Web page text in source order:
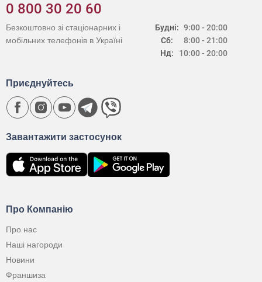
0 800 30 20 60
Будні:
Сб:
Нд:
9:00 - 20:00
8:00 - 21:00
10:00 - 20:00
Безкоштовно зі стаціонарних і
мобільних телефонів в Україні
Про Компанію
Про нас
Наші нагороди
Новини
Франшиза
Завантажити застосунок
Приєднуйтесь